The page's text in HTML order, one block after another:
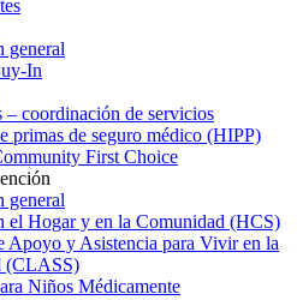
general
In
coordinación de servicios
primas de seguro médico (HIPP)
First Choice
general
el Hogar y en la Comunidad (HCS)
Apoyo y Asistencia para Vivir en la
(CLASS)
Niños Médicamente